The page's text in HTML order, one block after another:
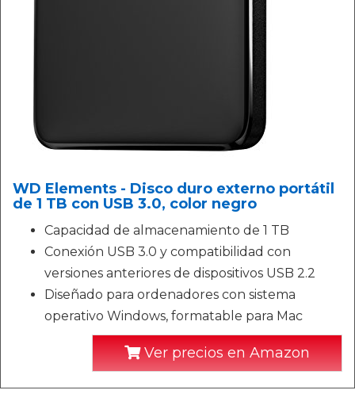
WD Elements - Disco duro externo portátil
de 1 TB con USB 3.0, color negro
Capacidad de almacenamiento de 1 TB
Conexión USB 3.0 y compatibilidad con
versiones anteriores de dispositivos USB 2.2
Diseñado para ordenadores con sistema
operativo Windows, formatable para Mac
Ver precios en Amazon